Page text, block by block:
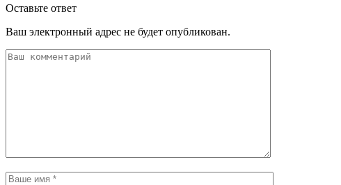
Оставьте ответ
Ваш электронный адрес не будет опубликован.